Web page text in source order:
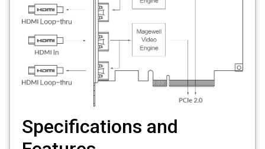
Specifications and